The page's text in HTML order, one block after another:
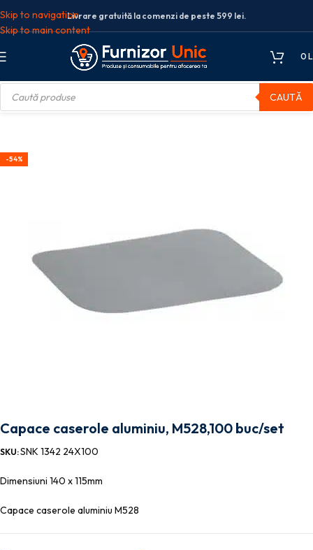
Skip to navigation
Skip to main content
Livrare gratuită la comenzi de peste 599 lei.
0
CAUTĂ
Ambalaje HoReCa
-54%
Capace caserole aluminiu, M528,100 buc/set
SKU:SNK 1342 24X100
Dimensiuni 140 x 115mm
Capace caserole aluminiu M528